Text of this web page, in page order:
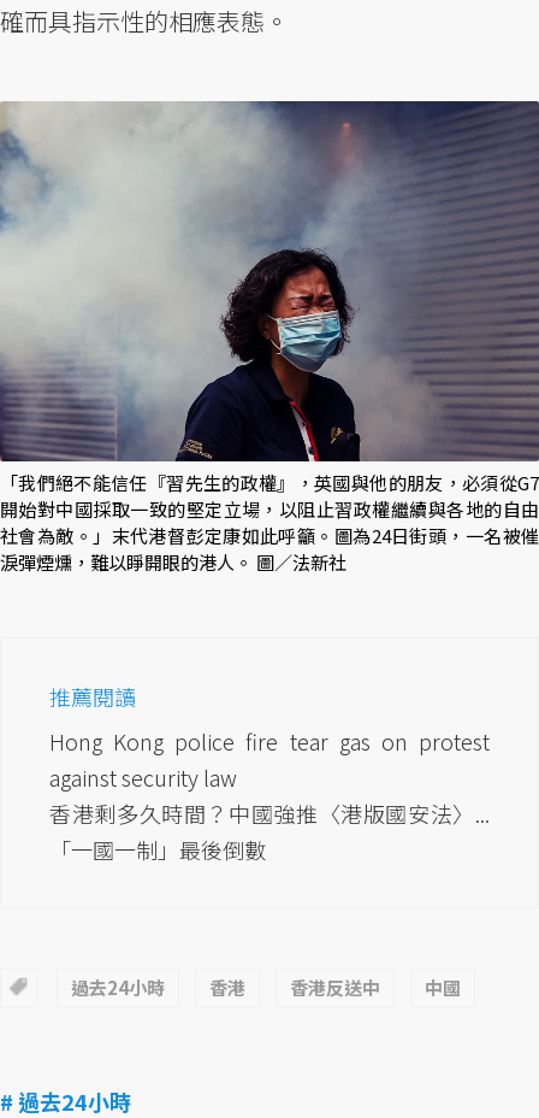
確而具指示性的相應表態。
「我們絕不能信任『習先生的政權』，英國與他的朋友，必須從G7
開始對中國採取一致的堅定立場，以阻止習政權繼續與各地的自由
社會為敵。」末代港督彭定康如此呼籲。圖為24日街頭，一名被催
淚彈煙燻，難以睜開眼的港人。 圖／法新社
推薦閱讀
Hong Kong police fire tear gas on protest
against security law
香港剩多久時間？中國強推〈港版國安法〉...
「一國一制」最後倒數
過去24小時 香港 香港反送中 中國
# 過去24小時